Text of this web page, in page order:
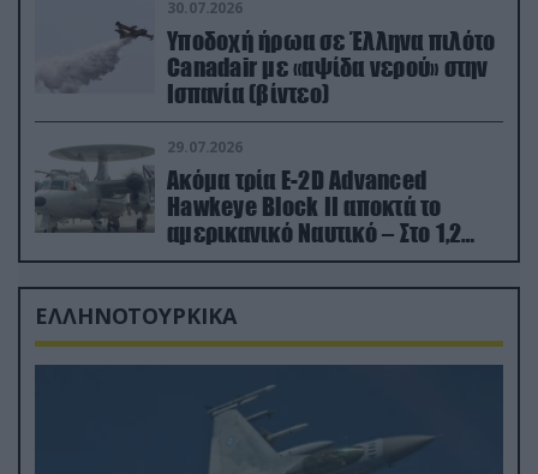
30.07.2026
Υποδοχή ήρωα σε Έλληνα πιλότο
Canadair με «αψίδα νερού» στην
Ισπανία (βίντεο)
29.07.2026
Ακόμα τρία E-2D Advanced
Hawkeye Block II αποκτά το
αμερικανικό Ναυτικό – Στο 1,2
δισ.δολάρια το κόστος
ΕΛΛΗΝΟΤΟΥΡΚΙΚΑ